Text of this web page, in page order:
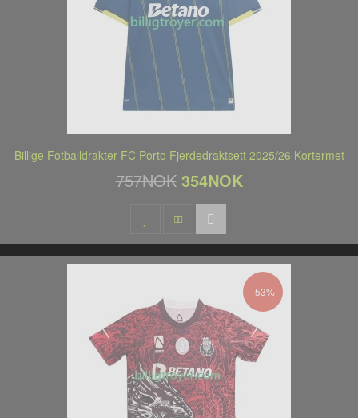
Billige Fotballdrakter FC Porto Fjerdedraktsett 2025/26 Kortermet
757NOK 354NOK
-53%